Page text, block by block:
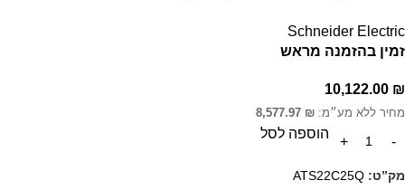
Schneider Electric
זמין בהזמנה מראש
10,122.00 ₪
מחיר ללא מע״מ: 8,577.97 ₪
הוספה לסל
מק”ט: ATS22C25Q